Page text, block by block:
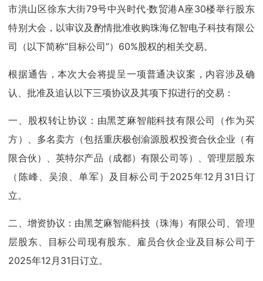
市洪山区徐东大街79号中兴时代·数贸港A座30楼举行股东
特别大会，以审议及酌情批准收购珠海亿智电子科技有限公
司（以下简称“目标公司”）60%股权的相关交易。
根据通告，本次大会将提呈一项普通决议案，内容涉及确
认、批准及追认以下三项协议及其项下拟进行的交易：
一、股权转让协议：由黑芝麻智能科技有限公司（作为买
方）、多名卖方（包括重庆极创渝源股权投资合伙企业（有
限合伙）、英特尔产品（成都）有限公司等）、管理层股东
（陈峰、吴浪、单军）及目标公司于2025年12月31日订
立。
二、增资协议：由黑芝麻智能科技（珠海）有限公司、管理
层股东、目标公司现有股东、雇员合伙企业及目标公司于
2025年12月31日订立。